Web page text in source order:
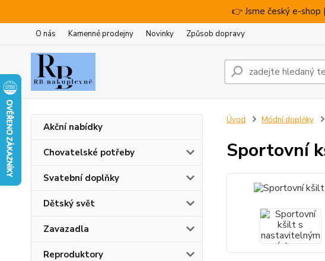
👉 Jsme český e-
O nás Kamenné prodejny Novinky Způsob dopravy
Akční nabídky
Chovatelské potřeby
Svatební doplňky
Dětský svět
Zavazadla
Reproduktory
Úvod Módní doplňky
Sportovní